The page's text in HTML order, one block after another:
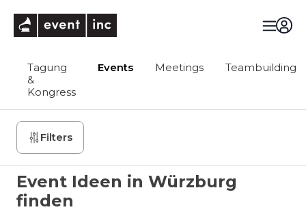
Tagung
&
Kongress
Events Meetings Teambuilding
Filters
Event Ideen in Würzburg
finden